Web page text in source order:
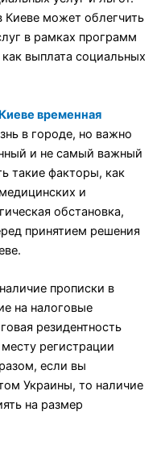
Киеве может облегчить
в рамках программ
выплата социальных
временная
в городе, но важно
и не самый важный
такие факторы, как
и
обстановка,
принятием решения
прописки в
на налоговые
резидентность
регистрации
если вы
Украины, то наличие
на размер